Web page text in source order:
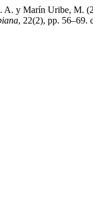
y Marín Uribe, M.
, 22(2), pp. 56–69.